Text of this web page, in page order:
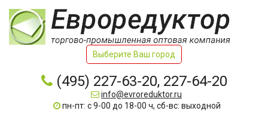
Выберите Ваш город
(495) 227-63-20, 227-64-20
info@evroreduktor.ru
пн-пт: с 9-00 до 18-00 ч, сб-вс: выходной